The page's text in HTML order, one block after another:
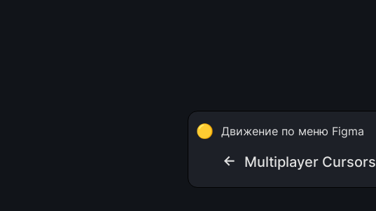
🟡 Движение по меню Figma
← Multiplayer Cursors